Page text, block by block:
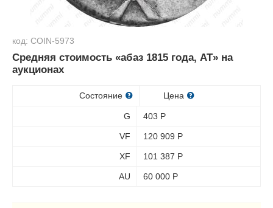
код: COIN-5973
Средняя стоимость «абаз 1815 года, АТ» на
аукционах
Состояние Цена
G 403 Р
VF 120 909 Р
XF 101 387 Р
AU 60 000 Р